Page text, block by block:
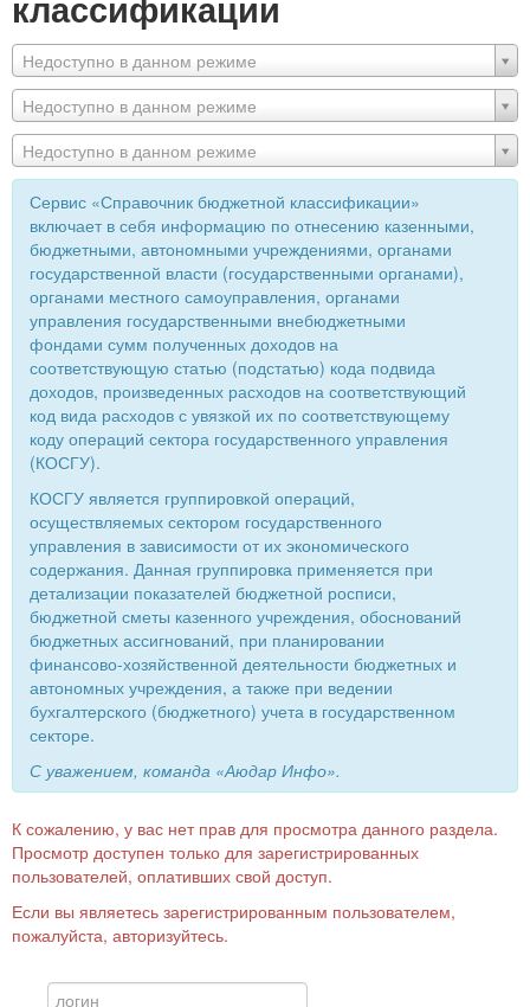
Недоступно в данном режиме
Недоступно в данном режиме
Недоступно в данном режиме
Сервис «Справочник бюджетной классификации»
включает в себя информацию по отнесению казенными,
бюджетными, автономными учреждениями, органами
государственной власти (государственными органами),
органами местного самоуправления, органами
управления государственными внебюджетными
фондами сумм полученных доходов на
соответствующую статью (подстатью) кода подвида
доходов, произведенных расходов на соответствующий
код вида расходов с увязкой их по соответствующему
коду операций сектора государственного управления
(КОСГУ).
КОСГУ является группировкой операций,
осуществляемых сектором государственного
управления в зависимости от их экономического
содержания. Данная группировка применяется при
детализации показателей бюджетной росписи,
бюджетной сметы казенного учреждения, обоснований
бюджетных ассигнований, при планировании
финансово-хозяйственной деятельности бюджетных и
автономных учреждения, а также при ведении
бухгалтерского (бюджетного) учета в государственном
секторе.
С уважением, команда «Аюдар Инфо».
К сожалению, у вас нет прав для просмотра данного раздела.
Просмотр доступен только для зарегистрированных
пользователей, оплативших свой доступ.
Если вы являетесь зарегистрированным пользователем,
пожалуйста, авторизуйтесь.